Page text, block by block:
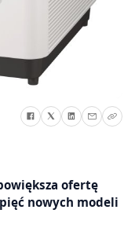
ofertę
nowych modeli